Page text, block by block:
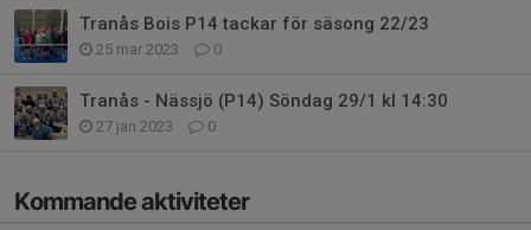
Tranås Bois P14 tackar för säsong 22/23
25 mar 2023 0
Tranås - Nässjö (P14) Söndag 29/1 kl 14:30
27 jan 2023 0
Kommande aktiviteter